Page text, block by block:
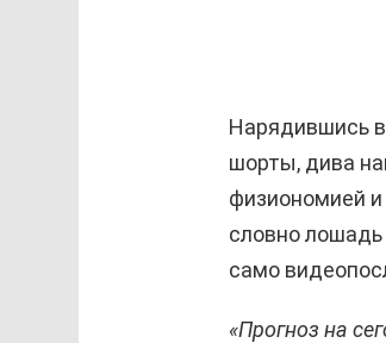
Нарядившись в
шорты, дива
физиономией
словно
само
«Прогноз на